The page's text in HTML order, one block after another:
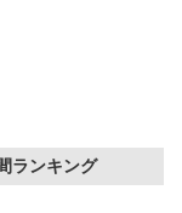
ランキング